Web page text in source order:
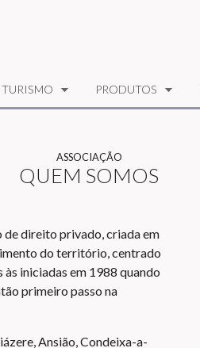
TURISMO PRODUTOS
ASSOCIAÇÃO
QUEM SOMOS
de direito privado, criada em
do território, centrado
iniciadas em 1988 quando
primeiro passo na
Ansião, Condeixa-a-